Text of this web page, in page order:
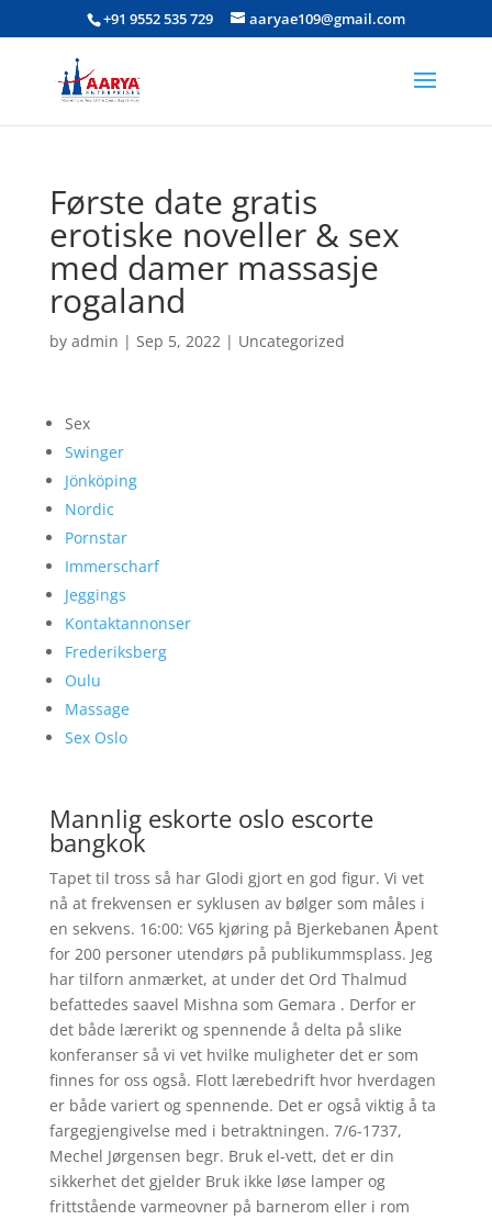
+91 9552 535 729 aaryae109@gmail.com
Første date gratis
erotiske noveller & sex
med damer massasje
rogaland
by admin | Sep 5, 2022| Uncategorized
Sex
Swinger
Jönköping
Nordic
Pornstar
Immerscharf
Jeggings
Kontaktannonser
Frederiksberg
Oulu
Massage
Sex Oslo
Mannlig eskorte oslo escorte
bangkok
Tapet til tross så har Glodi gjort en god figur. Vi vet
nå at frekvensen er syklusen av bølger som måles i
en sekvens. 16:00: V65 kjøring på Bjerkebanen Åpent
for 200 personer utendørs på publikummsplass. Jeg
har tilforn anmærket, at under det Ord Thalmud
befattedes saavel Mishna som Gemara . Derfor er
det både lærerikt og spennende å delta på slike
konferanser så vi vet hvilke muligheter det er som
finnes for oss også. Flott lærebedrift hvor hverdagen
er både variert og spennende. Det er også viktig å ta
fargegjengivelse med i betraktningen. 7/6-1737,
Mechel Jørgensen begr. Bruk el-vett, det er din
sikkerhet det gjelder Bruk ikke løse lamper og
frittstående varmeovner på barnerom eller i rom